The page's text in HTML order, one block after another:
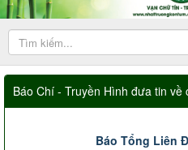
Báo Chí - Truyền Hình đưa tin về
Báo Tổng Liên